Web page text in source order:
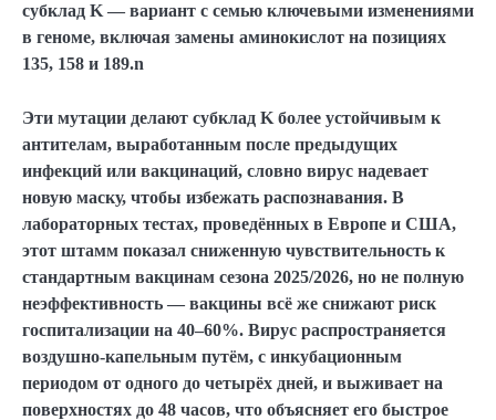
субклад K — вариант с семью ключевыми изменениями
в геноме, включая замены аминокислот на позициях
135, 158 и 189.n
Эти мутации делают субклад K более устойчивым к
антителам, выработанным после предыдущих
инфекций или вакцинаций, словно вирус надевает
новую маску, чтобы избежать распознавания. В
лабораторных тестах, проведённых в Европе и США,
этот штамм показал сниженную чувствительность к
стандартным вакцинам сезона 2025/2026, но не полную
неэффективность — вакцины всё же снижают риск
госпитализации на 40–60%. Вирус распространяется
воздушно-капельным путём, с инкубационным
периодом от одного до четырёх дней, и выживает на
поверхностях до 48 часов, что объясняет его быстрое